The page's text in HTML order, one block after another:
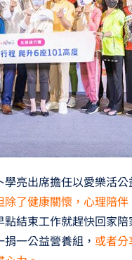
亮出席擔任以愛樂活
了健康關懷，心理陪伴
結束工作就趕快回家
一公益營養組， 或者